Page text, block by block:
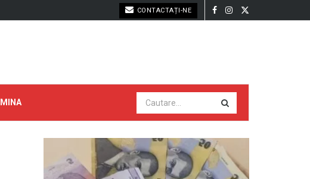
CONTACTAȚI-NE